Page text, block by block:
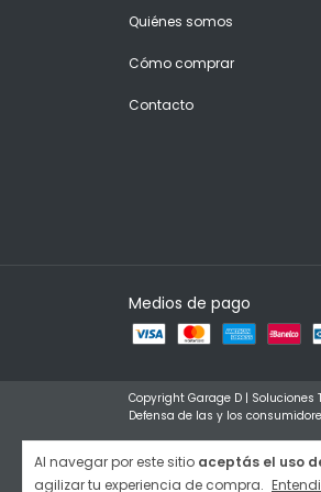
Al navegar por este sitio aceptás el uso
agilizar tu experiencia de compra.
Quiénes somos
Cómo comprar
Contacto
Medios de pago
Copyright Garage D | Soluciones
Defensa de las y los